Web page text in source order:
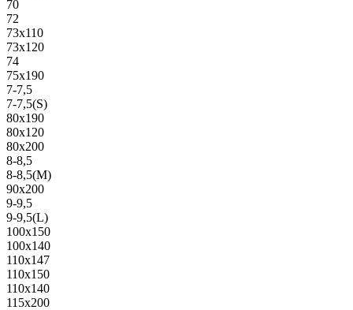
70
72
73х110
73х120
74
75х190
7-7,5
7-7,5(S)
80х190
80х120
80х200
8-8,5
8-8,5(M)
90х200
9-9,5
9-9,5(L)
100х150
100х140
110х147
110х150
110х140
115х200